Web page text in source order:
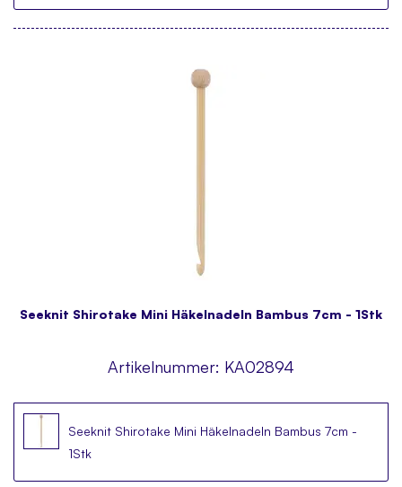
Seeknit Shirotake Mini Häkelnadeln Bambus 7cm - 1Stk
Artikelnummer: KA02894
Seeknit Shirotake Mini Häkelnadeln Bambus 7cm -
1Stk